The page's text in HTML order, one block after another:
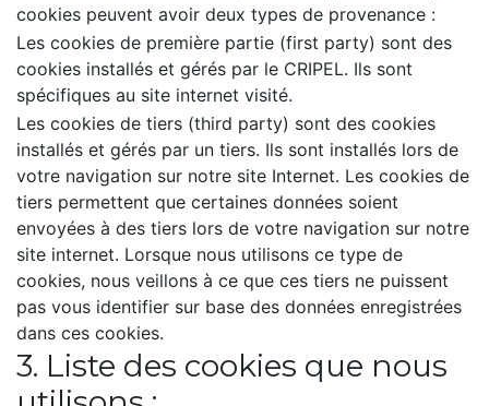
cookies peuvent avoir deux types de provenance :
Les cookies de première partie (first party) sont des
cookies installés et gérés par le CRIPEL. Ils sont
spécifiques au site internet visité.
Les cookies de tiers (third party) sont des cookies
installés et gérés par un tiers. Ils sont installés lors de
votre navigation sur notre site Internet. Les cookies de
tiers permettent que certaines données soient
envoyées à des tiers lors de votre navigation sur notre
site internet. Lorsque nous utilisons ce type de
cookies, nous veillons à ce que ces tiers ne puissent
pas vous identifier sur base des données enregistrées
dans ces cookies.
3. Liste des cookies que nous